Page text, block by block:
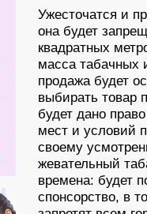
Ужесточатся и
она будет
квадратных
масса табачных
продажа будет
выбирать товар
будет дано
мест и условий
своему
жевательный
времена: будет
спонсорство, в